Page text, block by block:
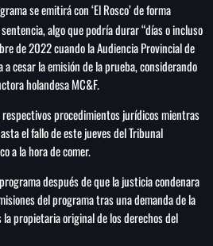
se emitirá con ‘El Rosco’ de forma
algo que podría durar “días o incluso
de 2022 cuando la Audiencia Provincial de
a cesar la emisión de la prueba, considerando
holandesa MC&F.
respectivos procedimientos jurídicos mientras
el fallo de este jueves del Tribunal
a la hora de comer.
después de que la justicia condenara
del programa tras una demanda de la
propietaria original de los derechos del